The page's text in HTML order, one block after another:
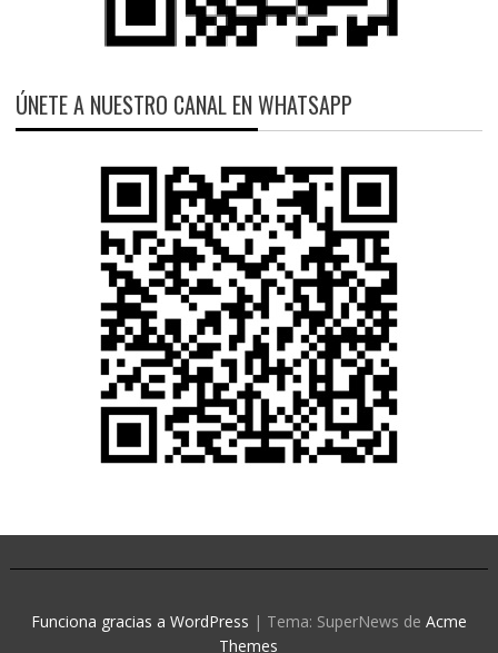
ÚNETE A NUESTRO CANAL EN WHATSAPP
Funciona gracias a WordPress | Tema: SuperNews de Acme
Themes